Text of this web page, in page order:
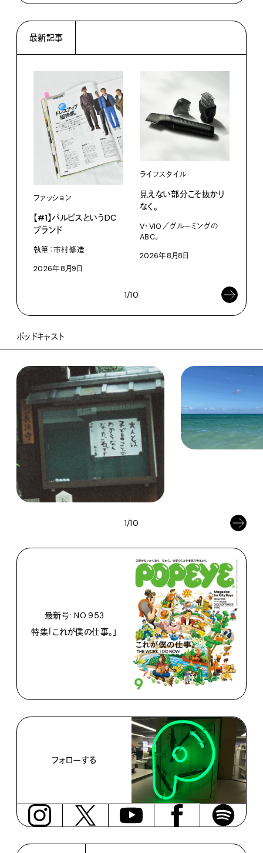
最新記事
ファッション
【#1】パルビスというDC
ブランド
執筆：市村修造
2026年8月9日
ライフスタイル
見えない部分こそ抜かり
なく。
V・VIO／グルーミングの
ABC。
2026年8月8日
1/10
ポッドキャスト
1/10
最新号: NO.953
特集「これが僕の仕事。」
フォローする